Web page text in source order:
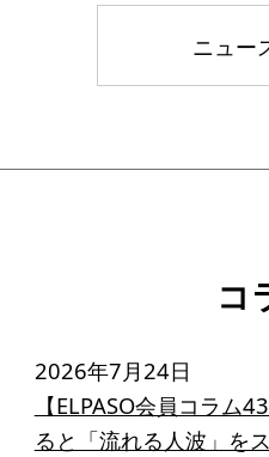
ニュー
コ
2026年7月24日
【ELPASO会員コラム
ると「流れる人波」を